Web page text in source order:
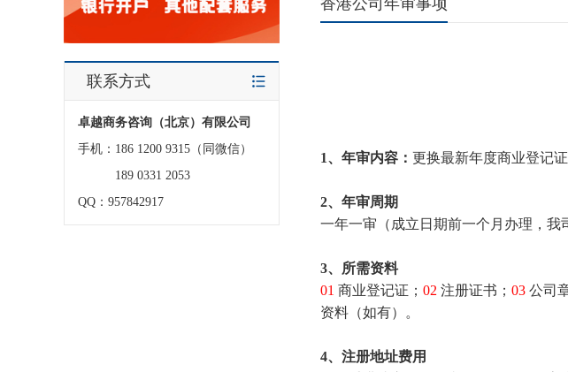
联系方式
卓越商务咨询（北京）有限公司
手机：186 1200 9315（同微信）
189 0331 2053
QQ：957842917
香港公司年审事项
1、年审内容： 更换最新年度商业登记
2、年审周期
一年一审（成立日期前一个月办理，我
3、所需资料
01 商业登记证； 02 注册证书； 03 公司
资料（如有）。
4、注册地址费用